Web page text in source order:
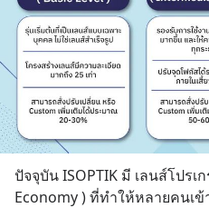
ปัจจุบัน ISOPTIK มี เลนส์โปร
Economy ) ที่ทำให้หลายคนเ